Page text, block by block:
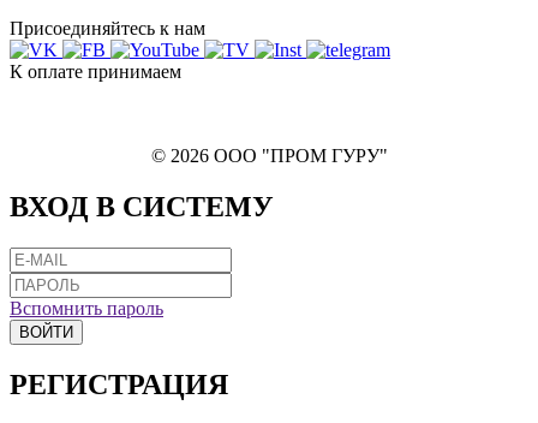
Присоединяйтесь к нам
К оплате принимаем
© 2026 ООО "ПРОМ ГУРУ"
ВХОД В СИСТЕМУ
Вспомнить пароль
ВОЙТИ
РЕГИСТРАЦИЯ